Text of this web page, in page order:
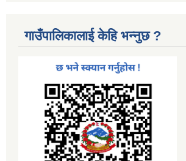
गाउँपालिकालाई केहि भन्नुछ ?